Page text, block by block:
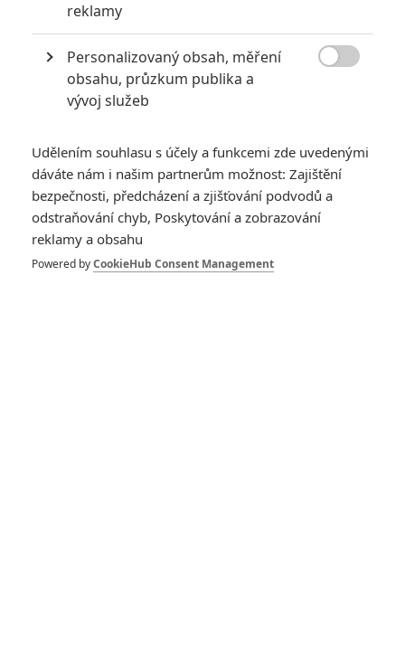
Traucki film sám napsal a bude jej také režírovat. O své
zamýšleno silný
zážitek pro kino.
Řeka, džungle a krokodýl jsou v příběhu aktivními silami. Je
to survival thriller zakořeněný v reálném prostředí, reáln
Čtěte také:Hungry: V novém thrilleru řádí smrtící
hroch
Borneo, jehož říční systémy a pralesy jsou na filmových
plátnech dosud málo k vidění, má posloužit jako přirozená,
drsná kulisa. Datum premiéry zatím nebylo oznámeno.
reklamy
Personalizovaný obsah, měření
obsahu, průzkum publika a
vývoj služeb
Udělením souhlasu s účely a funkcemi zde uvedenými
dáváte nám i našim partnerům možnost: Zajištění
bezpečnosti, předcházení a zjišťování podvodů a
odstraňování chyb, Poskytování a zobrazování
reklamy a obsahu
Powered byCookieHub Consent Management